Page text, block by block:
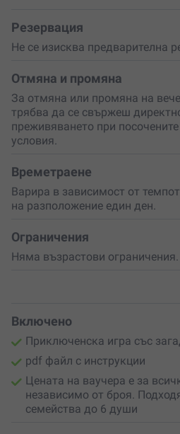
разкрива
съкровището.
транспорт , тъй като
могат да бъдат значителни.
премине презкрасиви
исторически
с уникални загадки и
дали търсиш съкровището сам
семейството, всеки момент ще
вълнение и забавление.
Не пропускай възможността
потопи в магията на „
днес!
Резервация
Не се изисква предварителна
Отмяна и промяна
За отмяна или промяна на
трябва да се свържеш
преживяването при
условия.
Времетраене
Варира в зависимост от
на разположение един ден.
Ограничения
Няма възрастови ограничения.
Включено
Приключенска игра със
pdf файл с инструкции
Цената на ваучера е за
независимо от броя.
семейства до 6 души